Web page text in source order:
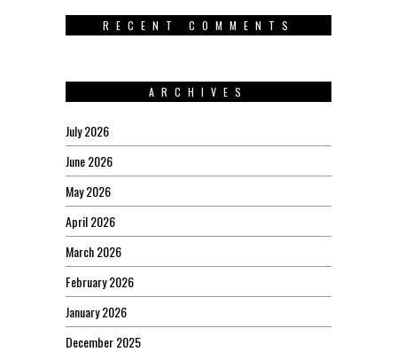
RECENT COMMENTS
ARCHIVES
July 2026
June 2026
May 2026
April 2026
March 2026
February 2026
January 2026
December 2025